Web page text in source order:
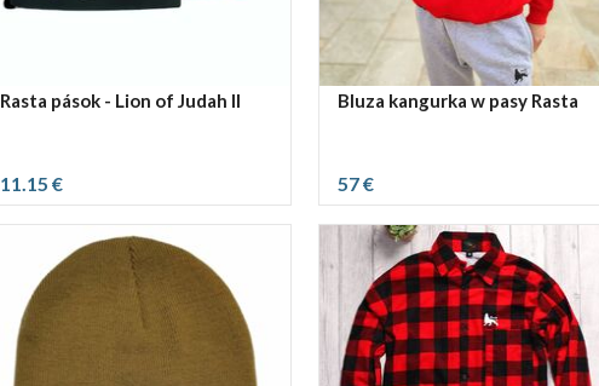
Rasta pások - Lion of Judah II
11.15 €
Bluza kangurka w pasy Rasta
57 €
vybrať rozmer:
M L XL
XXL XXXL